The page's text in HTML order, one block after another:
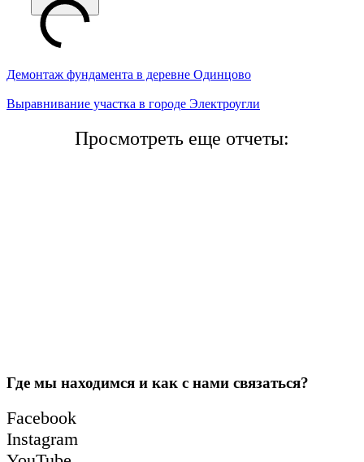
Демонтаж фундамента в деревне Одинцово
Выравнивание участка в городе Электроугли
Просмотреть еще отчеты:
Где мы находимся и как с нами связаться?
Facebook
Instagram